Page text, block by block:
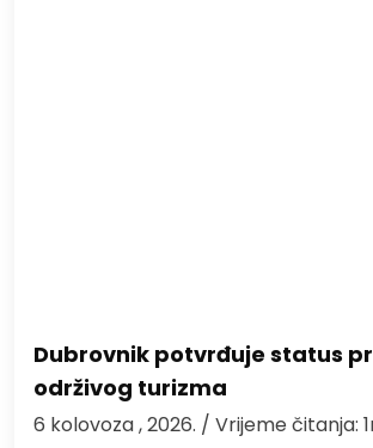
Dubrovnik potvrđuje status
održivog turizma
6 kolovoza , 2026. / Vrijeme čitanja: